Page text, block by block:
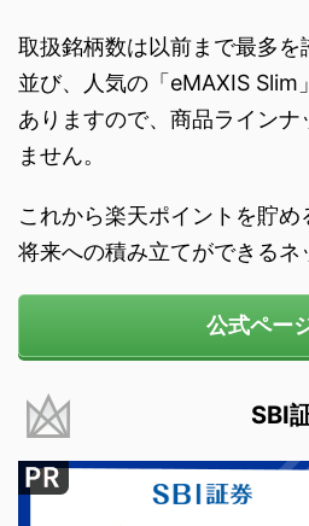
取扱銘柄数は以前まで最多を
並び、人気の「eMAXIS Slim
ありますので、商品ラインナ
ません。
これから楽天ポイントを貯
将来への積み立てができるネ
公式ペー
SBI